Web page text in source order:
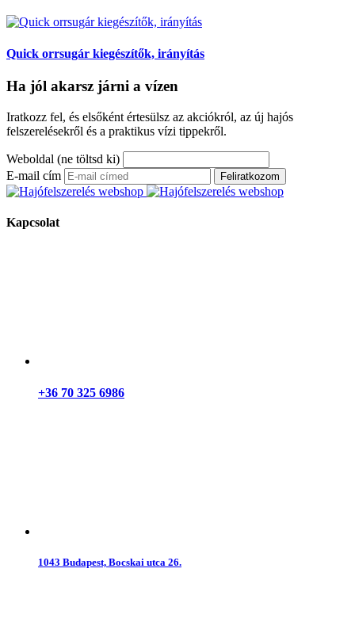
Quick orrsugár kiegészítők, irányítás
Ha jól akarsz járni a vízen
Iratkozz fel, és elsőként értesülsz az akciókról, az új hajós
felszerelésekről és a praktikus vízi tippekről.
Weboldal (ne töltsd ki)
E-mail cím
Feliratkozom
Kapcsolat
+36 70 325 6986
1043 Budapest, Bocskai utca 26.